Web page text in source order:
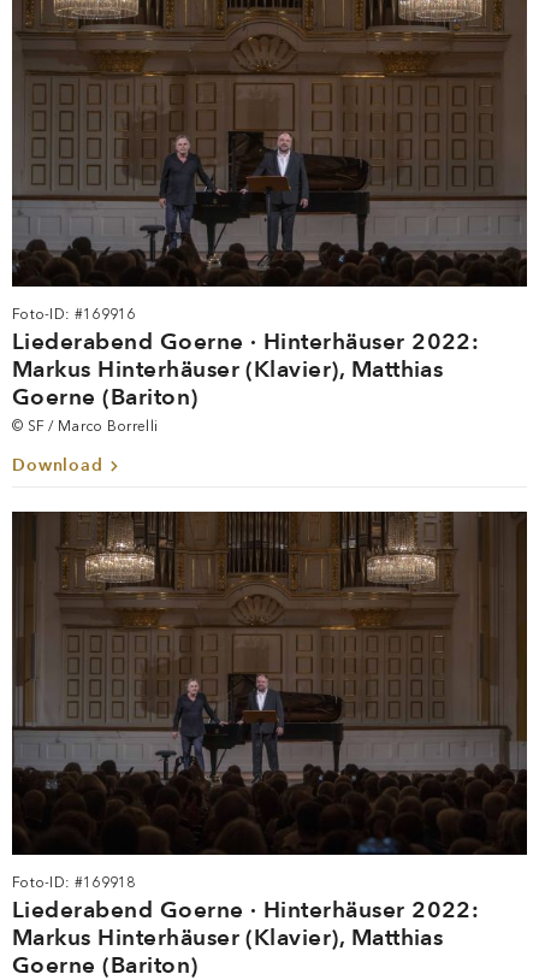
Foto-ID: #169916
Liederabend Goerne · Hinterhäuser 2022:
Markus Hinterhäuser (Klavier), Matthias
Goerne (Bariton)
© SF / Marco Borrelli
Download
Foto-ID: #169918
Liederabend Goerne · Hinterhäuser 2022:
Markus Hinterhäuser (Klavier), Matthias
Goerne (Bariton)